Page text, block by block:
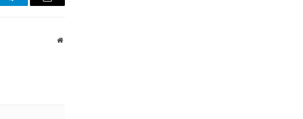
Telegram Email
Website